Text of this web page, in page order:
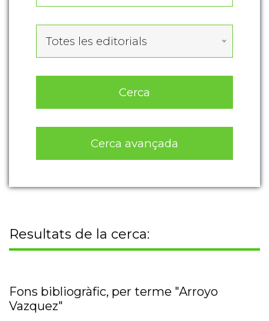
Totes les editorials
Cerca
Cerca avançada
Resultats de la cerca:
Fons bibliogràfic, per terme "Arroyo
Vazquez"